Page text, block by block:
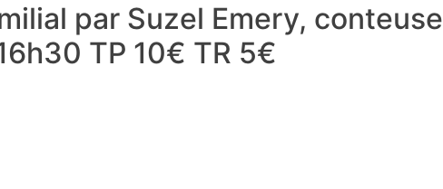
par Suzel Emery, conteuse
TP 10€ TR 5€